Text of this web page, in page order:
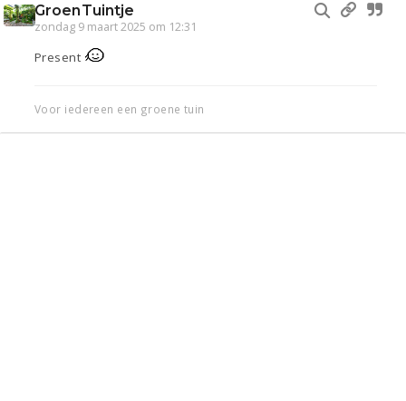
GroenTuintje
zondag 9 maart 2025 om 12:31
Present
Voor iedereen een groene tuin